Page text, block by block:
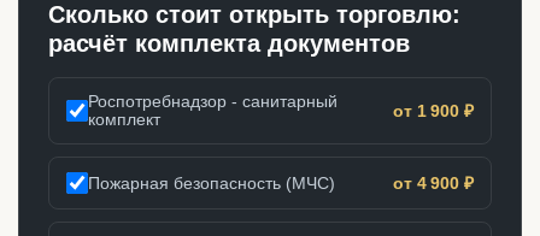
Сколько стоит открыть торговлю:
расчёт комплекта документов
Роспотребнадзор - санитарный
комплект
от 1 900 ₽
Пожарная безопасность (МЧС) от 4 900 ₽